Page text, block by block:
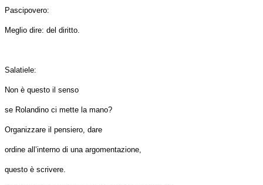
Pascipovero:
Meglio dire: del diritto.
Salatiele:
Non è questo il senso
se Rolandino ci mette la mano?
Organizzare il pensiero, dare
ordine all’interno di una argomentazione,
questo è scrivere.